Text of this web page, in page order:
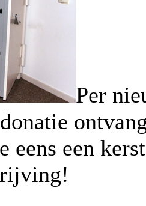
Per
eens een